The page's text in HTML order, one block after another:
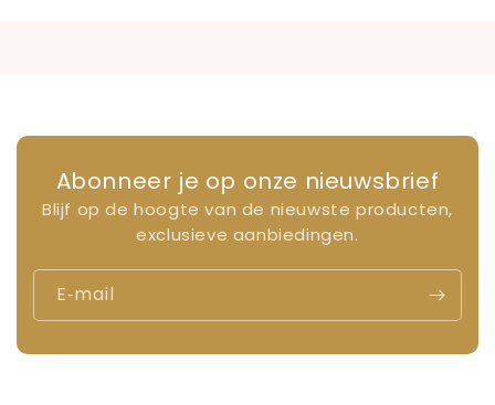
Abonneer je op onze nieuwsbrief
Blijf op de hoogte van de nieuwste producten,
exclusieve aanbiedingen.
E‑mail